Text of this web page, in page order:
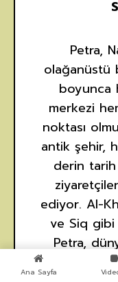
Petra,
olağanüstü
boyunca
merkezi
noktası
antik şehir,
derin
ediyor. Al-
ve Siq
Petra,
Ana Sayfa